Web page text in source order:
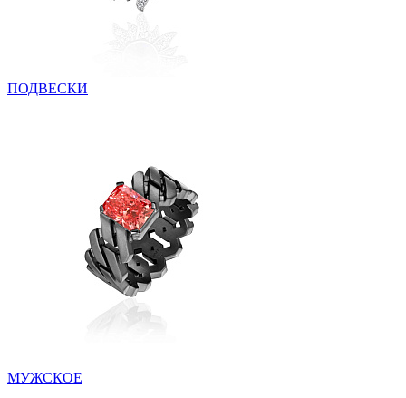
ПОДВЕСКИ
МУЖСКОЕ